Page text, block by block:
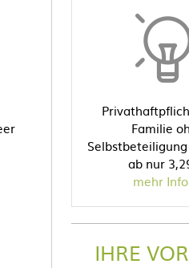
Familie
ab nur
mehr
IHRE